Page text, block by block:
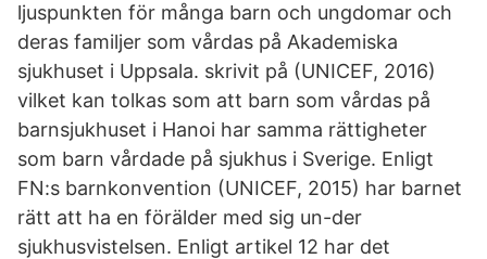
ljuspunkten för många barn och ungdomar och
deras familjer som vårdas på Akademiska
sjukhuset i Uppsala. skrivit på (UNICEF, 2016)
vilket kan tolkas som att barn som vårdas på
barnsjukhuset i Hanoi har samma rättigheter
som barn vårdade på sjukhus i Sverige. Enligt
FN:s barnkonvention (UNICEF, 2015) har barnet
rätt att ha en förälder med sig un-der
sjukhusvistelsen. Enligt artikel 12 har det